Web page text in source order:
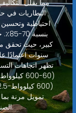
البطاريات في
احتياطية
سنوات اعتمادًا
تظهر اتجاهات
تمويل مرنة
الصناعية المتاحة للمشاريع التجارية.